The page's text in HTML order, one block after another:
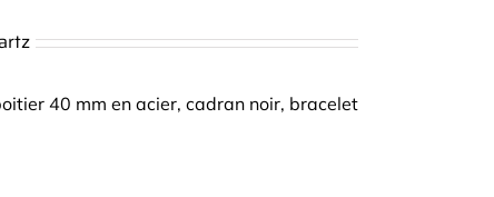
40 mm en acier, cadran noir, bracelet